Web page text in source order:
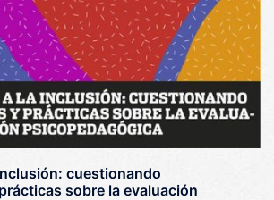
cuestionando
sobre la evaluación